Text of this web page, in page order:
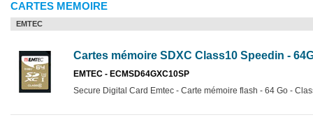
CARTES MEMOIRE
EMTEC
Cartes mémoire SDXC Class10 Speedin -
EMTEC - ECMSD64GXC10SP
Secure Digital Card Emtec - Carte mémoire flash - 64 Go -